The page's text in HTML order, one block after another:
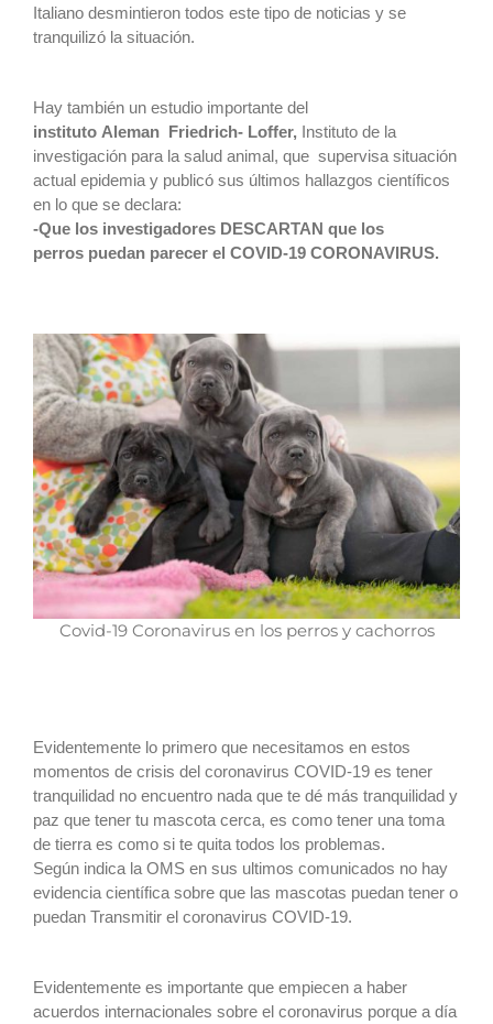
Italiano desmintieron todos este tipo de noticias y se
tranquilizó la situación.
Hay también un estudio importante del
instituto Aleman Friedrich- Loffer, Instituto de la
investigación para la salud animal, que supervisa situación
actual epidemia y publicó sus últimos hallazgos científicos
en lo que se declara:
-Que los investigadores DESCARTAN que los
perros puedan parecer el COVID-19 CORONAVIRUS.
Covid-19 Coronavirus en los perros y cachorros
Evidentemente lo primero que necesitamos en estos
momentos de crisis del coronavirus COVID-19 es tener
tranquilidad no encuentro nada que te dé más tranquilidad y
paz que tener tu mascota cerca, es como tener una toma
de tierra es como si te quita todos los problemas.
Según indica la OMS en sus ultimos comunicados no hay
evidencia científica sobre que las mascotas puedan tener o
puedan Transmitir el coronavirus COVID-19.
Evidentemente es importante que empiecen a haber
acuerdos internacionales sobre el coronavirus porque a día